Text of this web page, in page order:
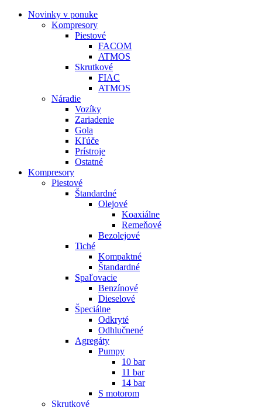
Novinky v ponuke
Kompresory
Piestové
FACOM
ATMOS
Skrutkové
FIAC
ATMOS
Náradie
Vozíky
Zariadenie
Gola
Kľúče
Prístroje
Ostatné
Kompresory
Piestové
Štandardné
Olejové
Koaxiálne
Remeňové
Bezolejové
Tiché
Kompaktné
Štandardné
Spaľovacie
Benzínové
Dieselové
Špeciálne
Odkryté
Odhlučnené
Agregáty
Pumpy
10 bar
11 bar
14 bar
S motorom
Skrutkové